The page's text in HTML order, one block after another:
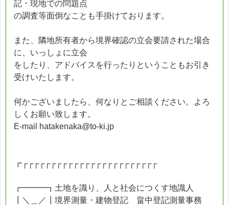
記・現地での問題点
の調査等面倒なことも手掛けております。
また、隣地所有者から境界確認の立会要請された場合
に、いっしょに立会
をしたり、アドバイスを行ったりということもお引き
受けいたします。
何かございましたら、何なりとご相談ください。よろ
しくお願い致します。
E-mail hatakenaka@to-ki.jp
┏┌┌┌┌┌┌┌┌┌┌┌┌┌┌┌┌┌┌┌┌┌┌┌┌
┏━━━┓土地を識り、人と社会につくす地識人
┃＼＿／┃境界測量・建物登記 畠中登記測量事務